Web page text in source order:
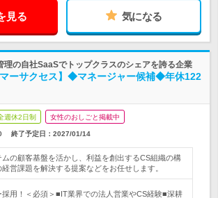
見る 気になる
理の自社SaaSでトップクラスのシェアを誇る企業
マーサクセス】◆マネージャー候補◆年休122
週休2日制 女性のおしごと掲載中
終了予定日： 2027/01/14
ムの顧客基盤を活かし、利益を創出するCS組織の構
営課題を解決する提案などをお任せします。
採用！＜必須＞■IT業界での法人営業やCS経験■深耕